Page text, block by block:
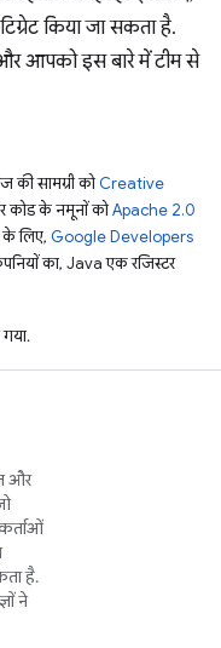
किया जा सकता है.
आपको इस बारे में टीम से
सामग्री कोCreative
के नमूनों कोApache 2.0
के लिए, Google Developers
का, Java एक रजिस्टर
और
है.
ने